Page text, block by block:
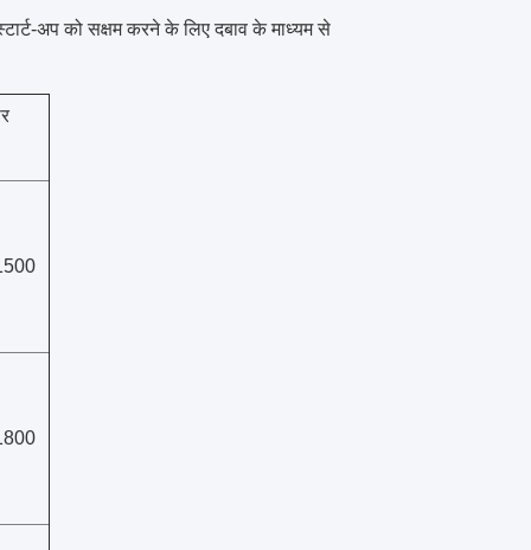
अप को सक्षम करने के लिए दबाव के माध्यम से